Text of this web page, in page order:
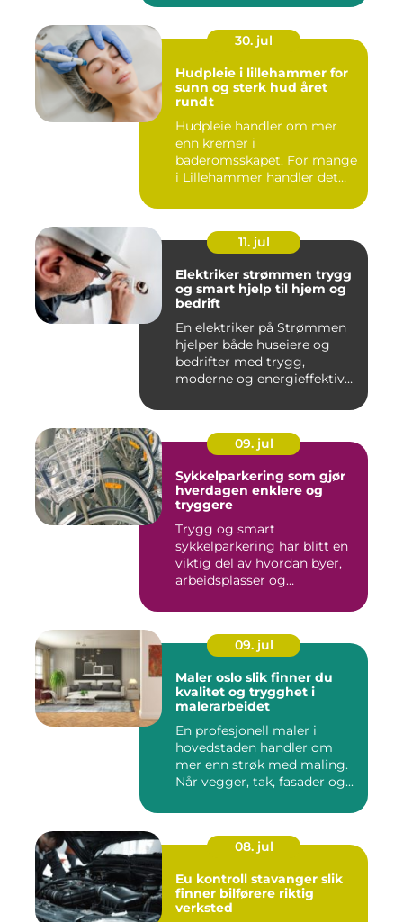
30. jul
Hudpleie i lillehammer for
sunn og sterk hud året
rundt
Hudpleie handler om mer
enn kremer i
baderomsskapet. For mange
i Lillehammer handler det
11. jul
Elektriker strømmen trygg
og smart hjelp til hjem og
bedrift
En elektriker på Strømmen
hjelper både huseiere og
bedrifter med trygg,
moderne og energieffektiv
09. jul
Sykkelparkering som gjør
hverdagen enklere og
tryggere
Trygg og smart
sykkelparkering har blitt en
viktig del av hvordan byer,
arbeidsplasser og
09. jul
Maler oslo slik finner du
kvalitet og trygghet i
malerarbeidet
En profesjonell maler i
hovedstaden handler om
mer enn strøk med maling.
Når vegger, tak, fasader og...
08. jul
Eu kontroll stavanger slik
finner bilførere riktig
verksted